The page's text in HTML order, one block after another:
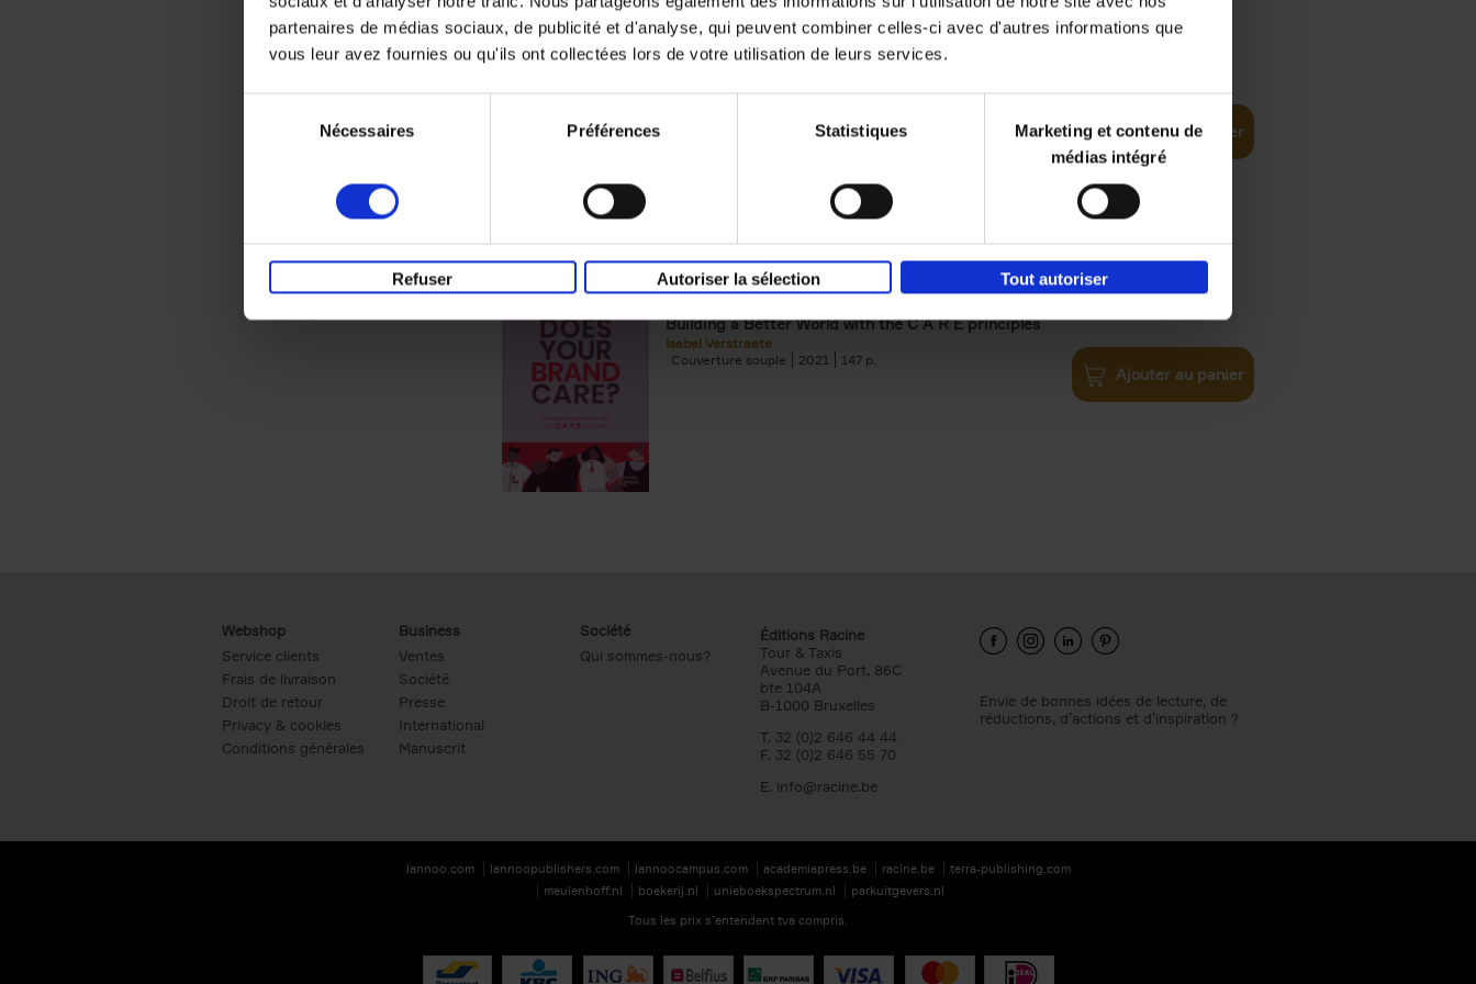
partenaires de médias sociaux, de publicité et d'analyse, qui peuvent combiner celles-ci avec d'autres informations que
vous leur avez fournies ou qu'ils ont collectées lors de votre utilisation de leurs services.
Nécessaires Préférences Statistiques
Marketing et contenu de
médias intégré
Refuser Autoriser la sélection Tout autoriser
Digital marketing like a PRO -
completely revised edition
Ajouter au panier
Does Your Brand Care?
Building a Better World with the C A R E principles
Isabel Verstraete
Couverture souple
2021 147
€34,99
Ajouter au panier
Webshop
Service clients
Frais de livraison
Droit de retour
Privacy & cookies
Conditions générales
Business
Ventes
Société
Presse
International
Manuscrit
Société
Qui sommes-nous?
Éditions Racine
Tour & Taxis
Avenue du Port, 86C
bte 104A
B-1000 Bruxelles
T. 32 (0)2 646 44 44
F. 32 (0)2 646 55 70
E. info@racine.be
Envie de bonnes idées de lecture, de
réductions, d’actions et d’inspiration ?
lannoo.com lannoopublishers.com lannoocampus.com academiapress.be racine.be
terra-publishing.com
meulenhoff.nl
boekerij.nl unieboekspectrum.nl
parkuitgevers.nl
Tous les prix s’entendent tva compris.